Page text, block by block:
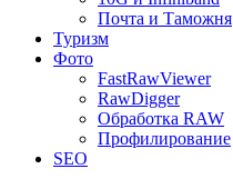
Почта и Таможня
Туризм
Фото
FastRawViewer
RawDigger
Обработка RAW
Профилирование
SEO